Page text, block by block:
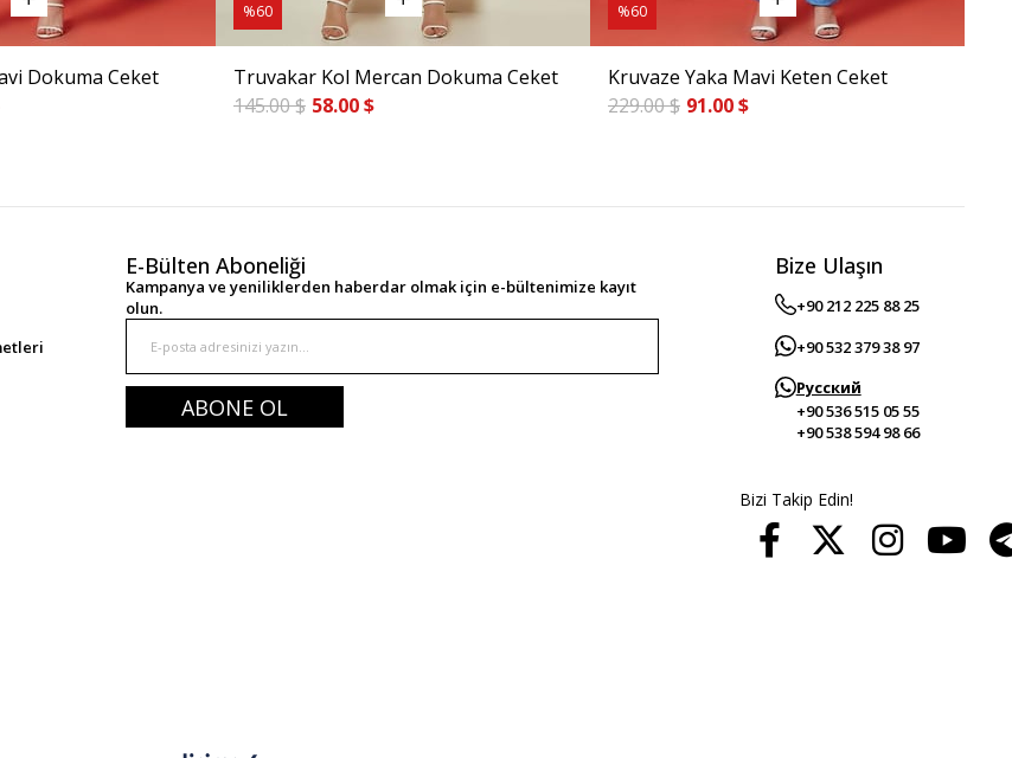
Dokuma Ceket
Truvakar Kol Mercan Dokuma Ceket
58.00 $
145.00 $
%60
Kruvaze Yaka Mavi Keten Ceket
91.00 $
229.00 $
%60
E-Bülten Aboneliği
Kampanya ve yeniliklerden haberdar olmak için e-bültenimize kayıt
olun.
ABONE OL
Bize Ulaşın
+90 212 225 88 25
+90 532 379 38 97
Русский
+90 536 515 05 55
+90 538 594 98 66
Bizi Takip Edin!